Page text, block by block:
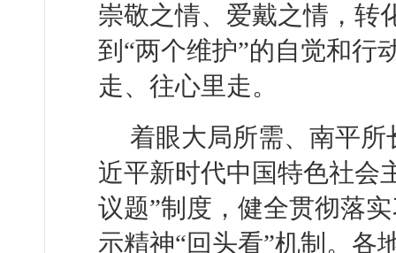
崇敬之情、爱戴之情，转
到“两个维护”的自觉和行
走、往心里走。
着眼大局所需、南平
近平新时代中国特色社会
议题”制度，健全贯彻落
示精神“回头看”机制。各